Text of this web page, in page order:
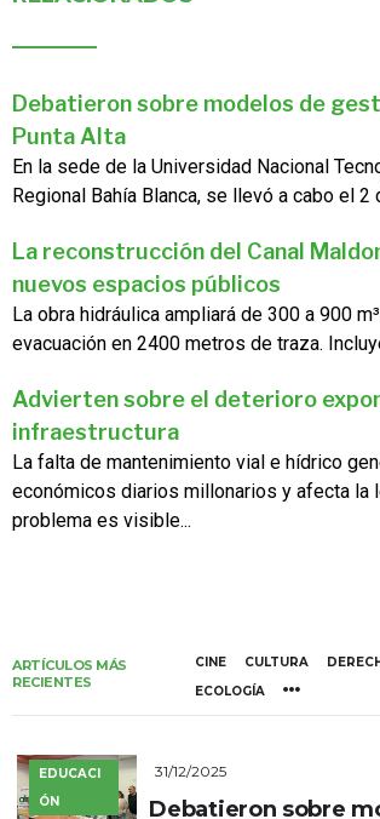
Debatieron sobre modelos de
Punta Alta
En la sede de la Universidad Nacional
Regional Bahía Blanca, se llevó a cabo el 2
La reconstrucción del Canal
nuevos espacios públicos
La obra hidráulica ampliará de 300 a 900
evacuación en 2400 metros de traza.
Advierten sobre el deterioro
infraestructura
La falta de mantenimiento vial e hídrico
económicos diarios millonarios y afecta la
problema es visible...
ARTÍCULOS MÁS
RECIENTES
CINE CULTURA
ECOLOGÍA
EDUCACI
ÓN
31/12/2025
Debatieron sobre